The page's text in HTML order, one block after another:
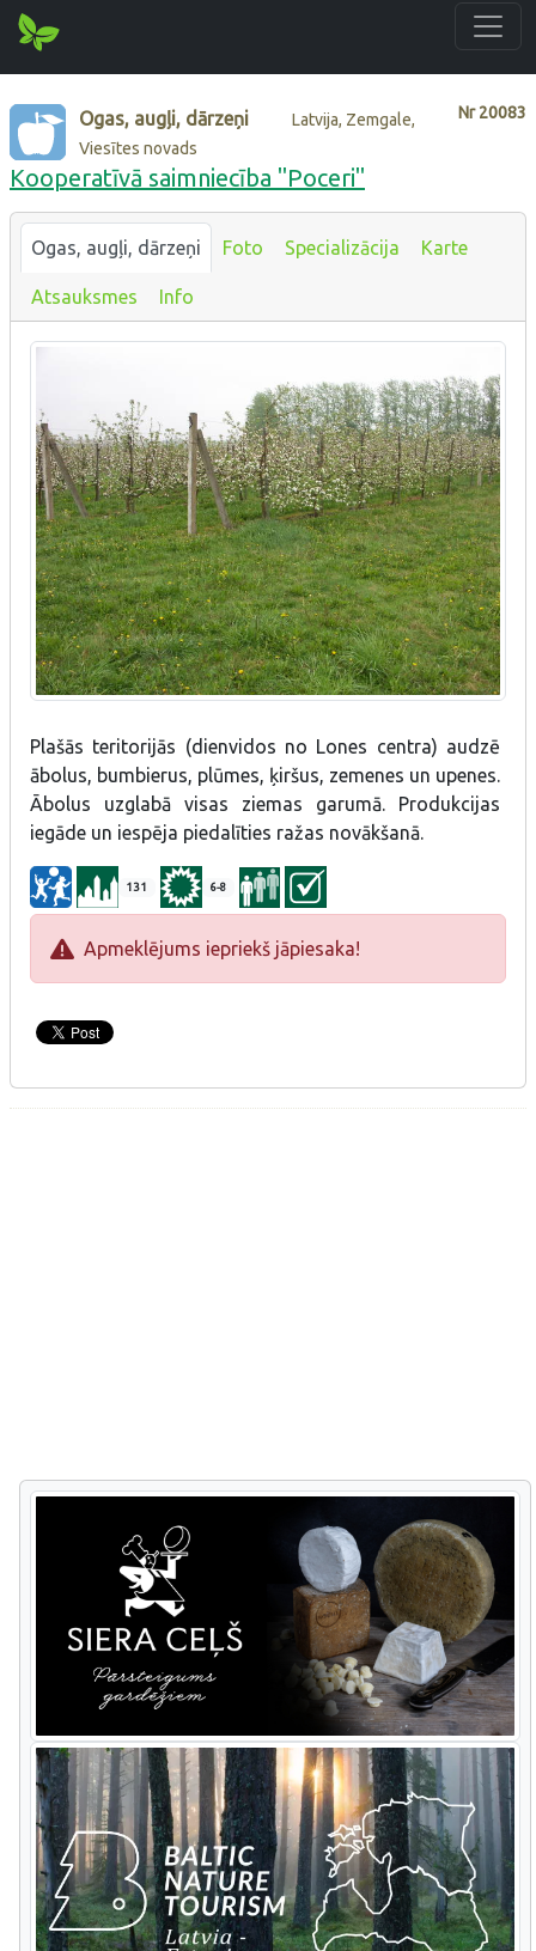
Nr20083
Ogas, augļi, dārzeņi
Latvija, Zemgale,
Viesītes novads
Kooperatīvā saimniecība "Poceri"
Ogas, augļi, dārzeņi Foto Specializācija Karte
Atsauksmes Info
Plašās teritorijās (dienvidos no Lones centra) audzē
ābolus, bumbierus, plūmes, ķiršus, zemenes un upenes.
Ābolus uzglabā visas ziemas garumā. Produkcijas
iegāde un iespēja piedalīties ražas novākšanā.
131 6-8
Apmeklējums iepriekš jāpiesaka!